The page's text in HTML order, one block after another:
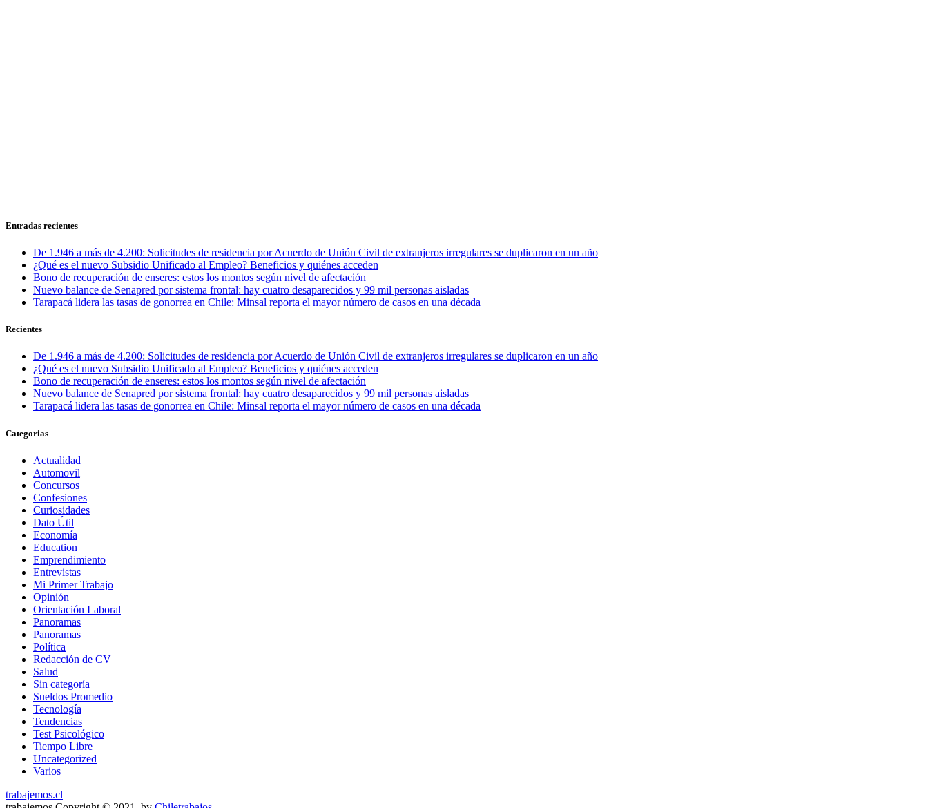
Entradas recientes
De 1.946 a más de 4.200: Solicitudes de residencia por Acuerdo de Unión Civil de extranjeros irregulares se duplicaron en un año
¿Qué es el nuevo Subsidio Unificado al Empleo? Beneficios y quiénes acceden
Bono de recuperación de enseres: estos los montos según nivel de afectación
Nuevo balance de Senapred por sistema frontal: hay cuatro desaparecidos y 99 mil personas aisladas
Tarapacá lidera las tasas de gonorrea en Chile: Minsal reporta el mayor número de casos en una década
Recientes
De 1.946 a más de 4.200: Solicitudes de residencia por Acuerdo de Unión Civil de extranjeros irregulares se duplicaron en un año
¿Qué es el nuevo Subsidio Unificado al Empleo? Beneficios y quiénes acceden
Bono de recuperación de enseres: estos los montos según nivel de afectación
Nuevo balance de Senapred por sistema frontal: hay cuatro desaparecidos y 99 mil personas aisladas
Tarapacá lidera las tasas de gonorrea en Chile: Minsal reporta el mayor número de casos en una década
Categorias
Actualidad
Automovil
Concursos
Confesiones
Curiosidades
Dato Útil
Economía
Education
Emprendimiento
Entrevistas
Mi Primer Trabajo
Opinión
Orientación Laboral
Panoramas
Panoramas
Política
Redacción de CV
Salud
Sin categoría
Sueldos Promedio
Tecnología
Tendencias
Test Psicológico
Tiempo Libre
Uncategorized
Varios
trabajemos.cl